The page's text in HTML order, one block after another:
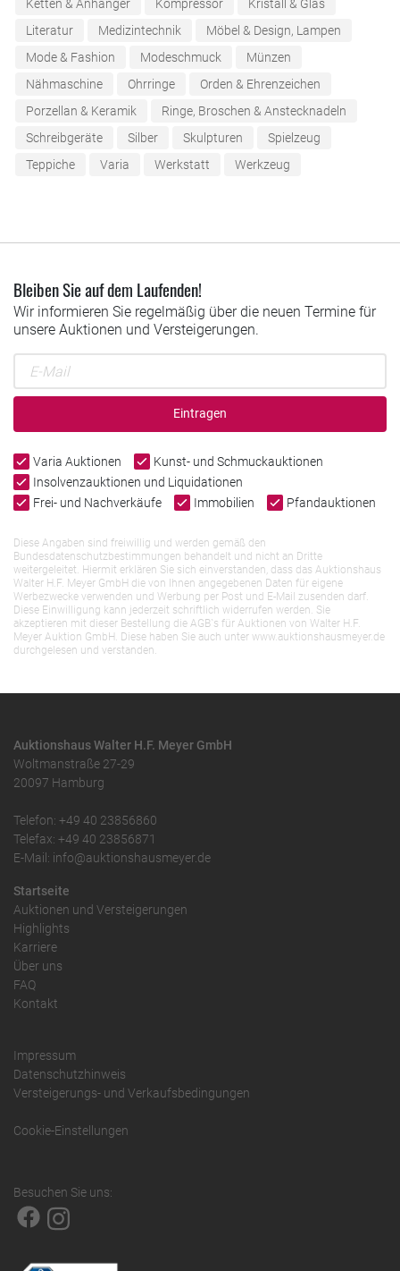
Ketten & Anhänger
Kompressor
Kristall & Glas
Literatur
Medizintechnik
Möbel & Design, Lampen
Mode & Fashion
Modeschmuck
Münzen
Nähmaschine
Ohrringe
Orden & Ehrenzeichen
Porzellan & Keramik
Ringe, Broschen & Anstecknadeln
Schreibgeräte
Silber Skulpturen
Spielzeug
Teppiche
Varia Werkstatt Werkzeug
Bleiben Sie auf dem Laufenden!
Wir informieren Sie regelmäßig über die neuen Termine für
unsere Auktionen und Versteigerungen.
Eintragen
Varia Auktionen
Kunst- und Schmuckauktionen
Insolvenzauktionen und Liquidationen
Frei- und Nachverkäufe
Immobilien Pfandauktionen
Diese Angaben sind freiwillig und werden gemäß den
Bundesdatenschutzbestimmungen behandelt und nicht an Dritte
weitergeleitet. Hiermit erklären Sie sich einverstanden, dass das Auktionshaus
Walter H.F. Meyer GmbH die von Ihnen angegebenen Daten für eigene
Werbezwecke verwenden und Werbung per Post und E-Mail zusenden darf.
Diese Einwilligung kann jederzeit schriftlich widerrufen werden. Sie
akzeptieren mit dieser Bestellung die AGB`s für Auktionen von Walter H.F.
Meyer Auktion GmbH. Diese haben Sie auch unter www.auktionshausmeyer.de
durchgelesen und verstanden.
Auktionshaus Walter H.F. Meyer GmbH
Woltmanstraße 27-29
20097 Hamburg
Telefon: +49 40 23856860
Telefax: +49 40 23856871
E-Mail: info@auktionshausmeyer.de
Startseite
Auktionen und Versteigerungen
Highlights
Karriere
Über uns
FAQ
Kontakt
Impressum
Datenschutzhinweis
Versteigerungs- und Verkaufsbedingungen
Cookie-Einstellungen
Besuchen Sie uns: